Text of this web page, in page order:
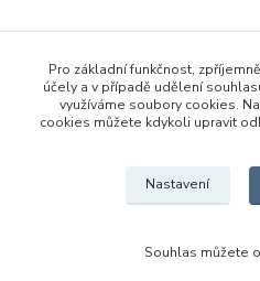
Zboží zařazeno v
Pro základní funkčnost,
účely a v případě udělení
využíváme soubory cookies.
cookies můžete kdykoli upravit
Nastavení
Souhlas můžete